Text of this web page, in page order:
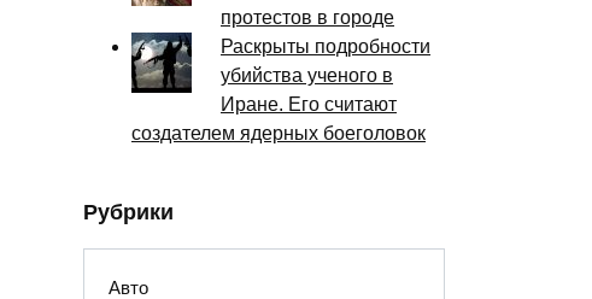
протестов в городе
Раскрыты подробности
убийства ученого в
Иране. Его считают
создателем ядерных боеголовок
Рубрики
Авто